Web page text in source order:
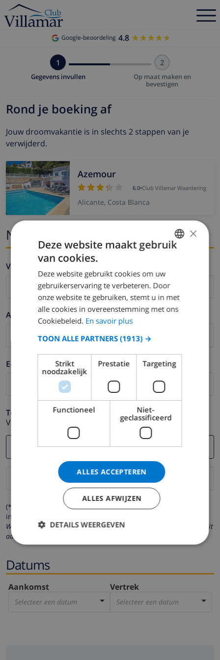
Google-beoordeling 4.8 ★★★★★
★★★★★
1
Gegevens invullen
2
Op maat maken en
bevestigen
Rond je boeking af
Jouw droomvakantie is in slechts 2 stappen van je
verwijderd.
Azemour
6.0•Club Villamar Waardering
Alicante, Costa Blanca
Naam en email
Voornaam *
Achternaam *
E-mail *
Telefoonnummer *
Voor het geval dat uw e-mail adres niet correct werkt.
(* de velden met een sterretje moeten verplicht worden
ingevuld )
Wij respecteren uw privacy. Uw persoonlijke gegevens worden nooit
aan derden verstrekt.
Datums
Aankomst
Selecteer een datum
Vertrek
Selecteer een datum
DUTCH
SPANISH
CATALAN
ITALIAN
NORWEGIAN
×
Deze website maakt gebruik
van cookies.
Deze website gebruikt cookies om uw
gebruikerservaring te verbeteren. Door
onze website te gebruiken, stemt u in met
alle cookies in overeenstemming met ons
Cookiebeleid. En savoir plus
TOON ALLE PARTNERS (1913) →
Strikt
noodzakelijk
Prestatie Targeting
Functioneel
Niet-
geclassificeerd
ALLES ACCEPTEREN
ALLES AFWIJZEN
DETAILS WEERGEVEN